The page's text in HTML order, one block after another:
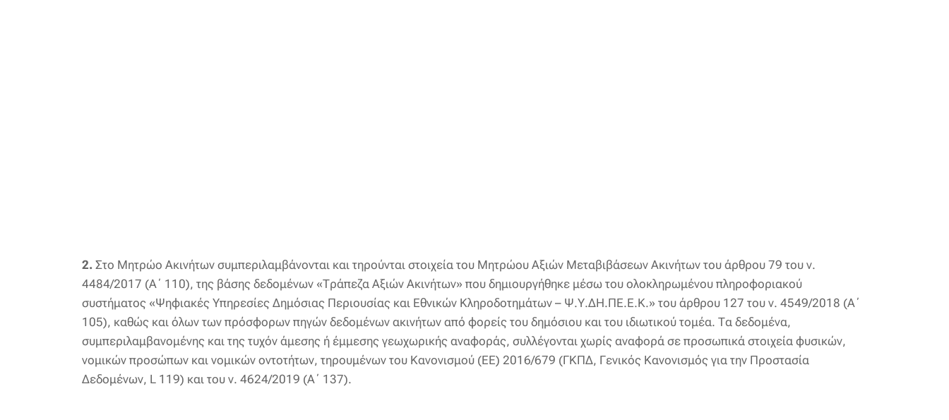
2. Στο Μητρώο Ακινήτων συμπεριλαμβάνονται και τηρούνται στοιχεία του Μητρώου Αξιών Μεταβιβάσεων Ακινήτων του άρθρου 79 του ν.
4484/2017 (Α΄ 110), της βάσης δεδομένων «Τράπεζα Αξιών Ακινήτων» που δημιουργήθηκε μέσω του ολοκληρωμένου πληροφοριακού
συστήματος «Ψηφιακές Υπηρεσίες Δημόσιας Περιουσίας και Εθνικών Κληροδοτημάτων – Ψ.Υ.ΔΗ.ΠΕ.Ε.Κ.» του άρθρου 127 του ν. 4549/2018 (Α΄
105), καθώς και όλων των πρόσφορων πηγών δεδομένων ακινήτων από φορείς του δημόσιου και του ιδιωτικού τομέα. Τα δεδομένα,
συμπεριλαμβανομένης και της τυχόν άμεσης ή έμμεσης γεωχωρικής αναφοράς, συλλέγονται χωρίς αναφορά σε προσωπικά στοιχεία φυσικών,
νομικών προσώπων και νομικών οντοτήτων, τηρουμένων του Κανονισμού (ΕΕ) 2016/679 (ΓΚΠΔ, Γενικός Κανονισμός για την Προστασία
Δεδομένων, L 119) και του ν. 4624/2019 (Α΄ 137).